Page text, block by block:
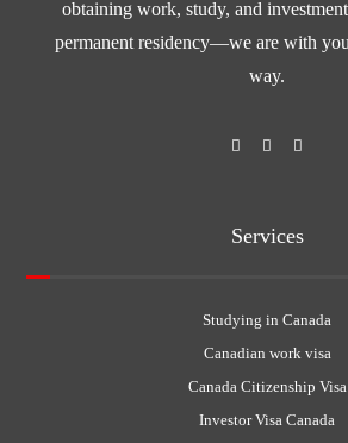
obtaining work, study, and
permanent residency—we are with
way.
Services
Studying in Canada
Canadian work visa
Canada Citizenship Visa
Investor Visa Canada